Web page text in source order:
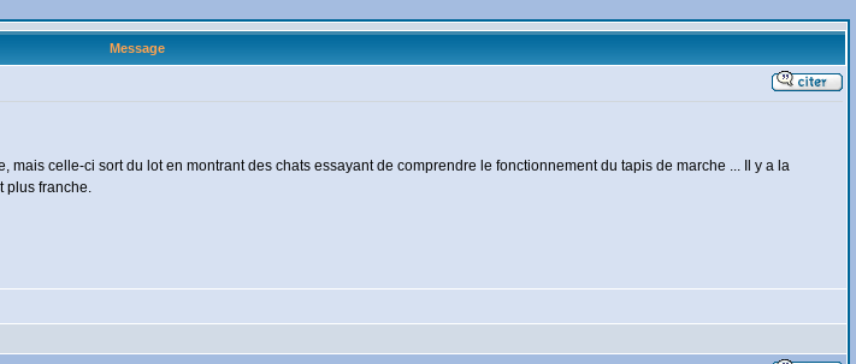
Message
celle-ci sort du lot en montrant des chats essayant de comprendre le fonctionnement du tapis de marche ... Il y a la
plus franche.